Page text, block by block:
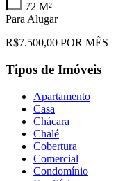
72 M²
Para Alugar
R$7.500,00 POR MÊS
Tipos de Imóveis
Apartamento
Casa
Chácara
Chalé
Cobertura
Comercial
Condomínio